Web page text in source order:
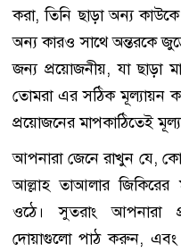
করা, তিনি ছাড়া অন্য
অন্য কারও সাথে অন্তরকে
জন্য প্রয়োজনীয়, যা
তোমরা এর সঠিক মূল্যায়ন
প্রয়োজনের মাপকাঠিতেই
আপনারা জেনে রাখুন যে,
আল্লাহ তাআলার জিকিরের
ওঠে। সুতরাং আপনারা
দোয়াগুলো পাঠ করুন, এবং